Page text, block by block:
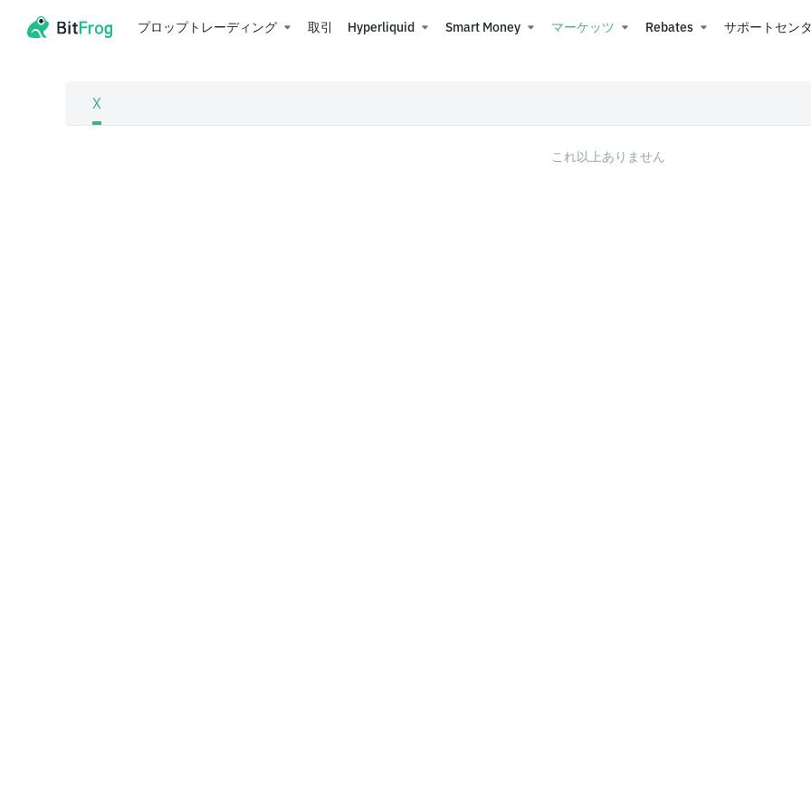
プロップトレーディング 取引 Hyperliquid Smart Money マーケッツ Rebates サポートセン
X
これ以上ありません